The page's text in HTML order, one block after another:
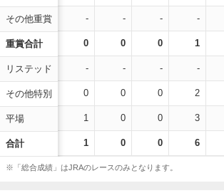
その他重賞
重賞合計
リステッド
その他特別
平場
合計
- - - -
0 0 0 1
- - - -
0 0 0 2
1 0 0 3
1 0 0 6
※「総合成績」はJRAのレースのみとなります。